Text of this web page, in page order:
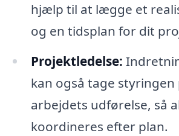
hjælp til at lægge et
og en tidsplan for dit
Projektledelse:
kan også tage styringen
arbejdets udførelse, så
koordineres efter plan.